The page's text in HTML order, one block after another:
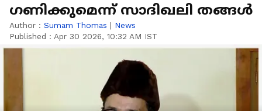
ഗണിക്കുമെന്ന് സാദിഖലി തങ്ങൾ
Author : Sumam Thomas | News
Published : Apr 30 2026, 10:32 AM IST